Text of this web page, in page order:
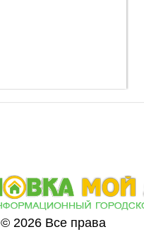
© 2026 Все права